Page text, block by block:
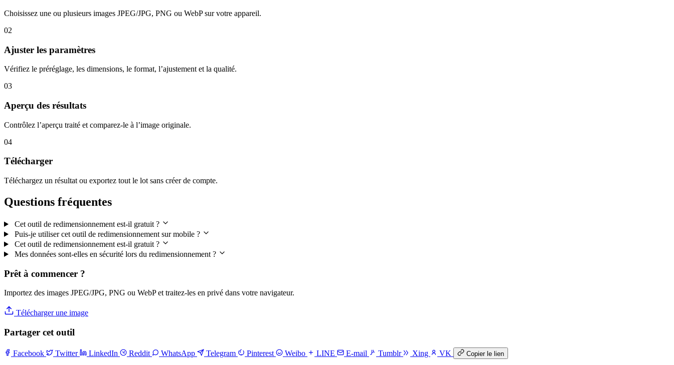
Choisissez une ou plusieurs images JPEG/JPG, PNG ou WebP sur votre appareil.
02
Ajuster les paramètres
Vérifiez le préréglage, les dimensions, le format, l’ajustement et la qualité.
03
Aperçu des résultats
Contrôlez l’aperçu traité et comparez-le à l’image originale.
04
Télécharger
Téléchargez un résultat ou exportez tout le lot sans créer de compte.
Questions fréquentes
Cet outil de redimensionnement est-il gratuit ?
Puis-je utiliser cet outil de redimensionnement sur mobile ?
Cet outil de redimensionnement est-il gratuit ?
Mes données sont-elles en sécurité lors du redimensionnement ?
Prêt à commencer ?
Importez des images JPEG/JPG, PNG ou WebP et traitez-les en privé dans votre navigateur.
Télécharger une image
Partager cet outil
Facebook Twitter LinkedIn Reddit WhatsApp Telegram Pinterest Weibo LINE E-mail Tumblr Xing VK Copier le lien